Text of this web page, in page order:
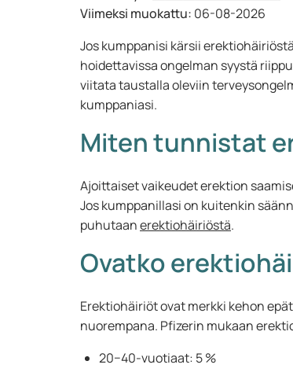
Viimeksi muokattu: 06-08-2026
Jos kumppanisi kärsii
hoidettavissa ongelman syystä
viitata taustalla oleviin
kumppaniasi.
Miten tunnistat
Ajoittaiset vaikeudet erektion
Jos kumppanillasi on kuitenkin
puhutaanerektiohäiriöstä.
Ovatko
Erektiohäiriöt ovat merkki kehon
nuorempana. Pfizerin mukaan
20−40-vuotiaat: 5 %